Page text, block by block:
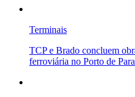
Terminais
TCP e Brado concluem
ferroviária no Porto de